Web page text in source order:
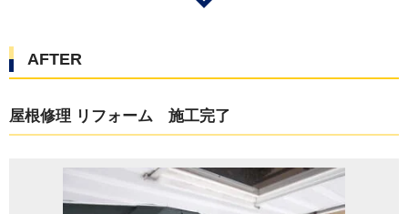
AFTER
屋根修理 リフォーム 施工完了